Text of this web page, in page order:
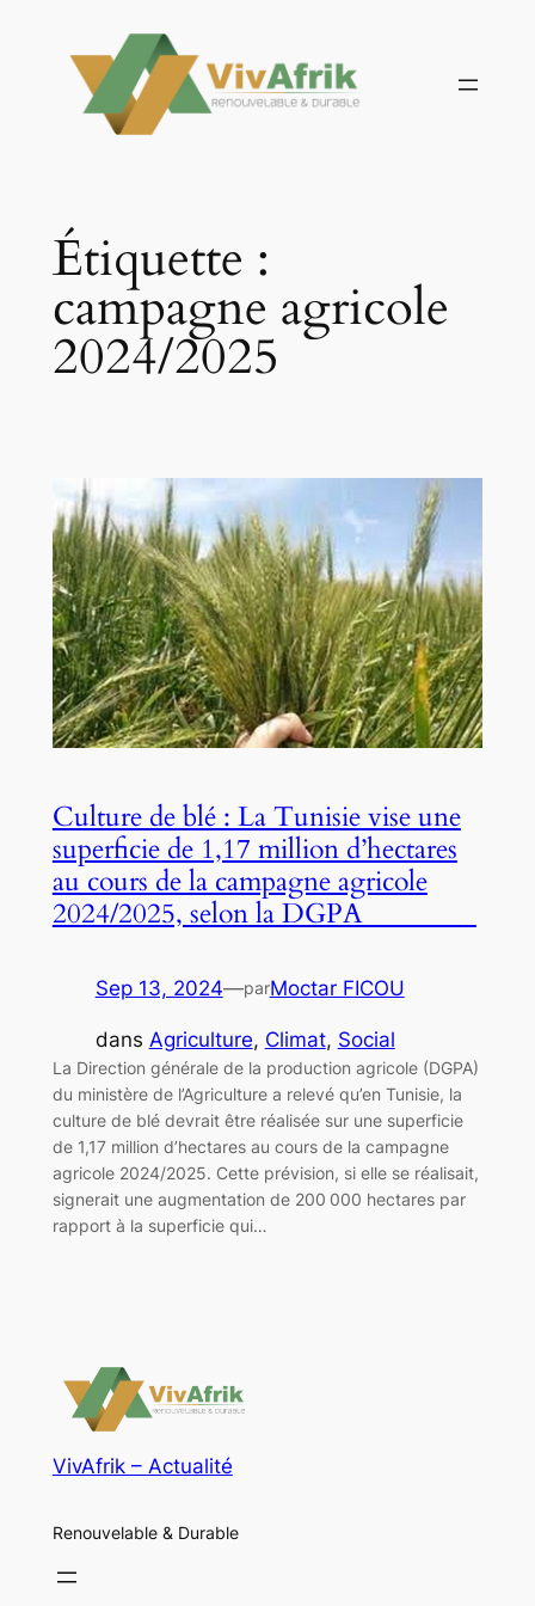
contenu
Étiquette :
campagne agricole
2024/2025
Culture de blé : La Tunisie vise une
superficie de 1,17 million d’hectares
au cours de la campagne agricole
2024/2025, selon la DGPA
Sep 13, 2024—parMoctar FICOU
dans Agriculture, Climat, Social
La Direction générale de la production agricole (DGPA)
du ministère de l’Agriculture a relevé qu’en Tunisie, la
culture de blé devrait être réalisée sur une superficie
de 1,17 million d’hectares au cours de la campagne
agricole 2024/2025. Cette prévision, si elle se réalisait,
signerait une augmentation de 200 000 hectares par
rapport à la superficie qui…
VivAfrik – Actualité
Renouvelable & Durable